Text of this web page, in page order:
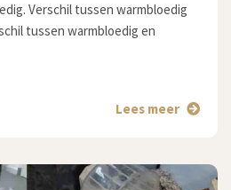
Verschil tussen warmbloedig
tussen warmbloedig en
Lees meer